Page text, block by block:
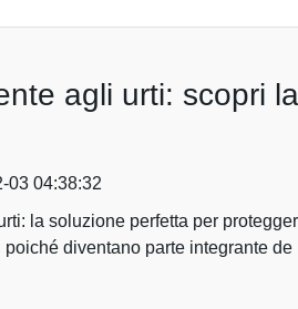
agli urti: scopri
03 04:38:32
la soluzione perfetta per
diventano parte integrante de